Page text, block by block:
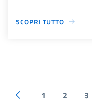
SCOPRI TUTTO
1 2 3